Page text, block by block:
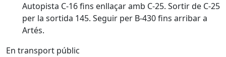
Autopista C-16 fins enllaçar amb C-25. Sortir de C-25
per la sortida 145. Seguir per B-430 fins arribar a
Artés.
En transport públic